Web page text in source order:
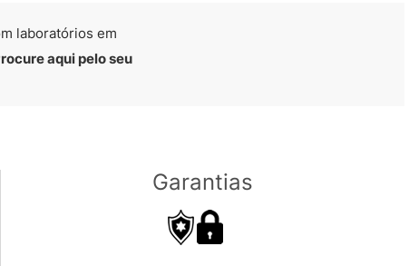
laboratórios em
aqui pelo seu
Garantias